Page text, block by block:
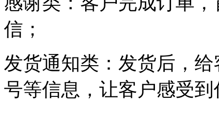
信；
发货通知类：发货后，
号等信息，让客户感受